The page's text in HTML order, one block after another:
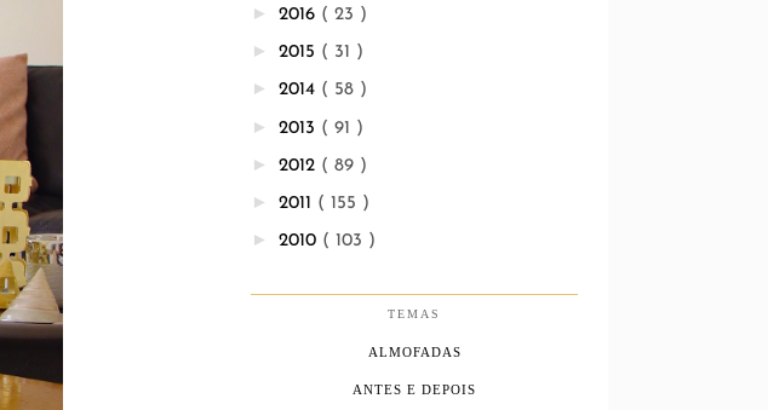
► 2016 ( 23 )
► 2015 ( 31 )
► 2014 ( 58 )
► 2013 ( 91 )
► 2012 ( 89 )
► 2011 ( 155 )
► 2010 ( 103 )
TEMAS
ALMOFADAS
ANTES E DEPOIS